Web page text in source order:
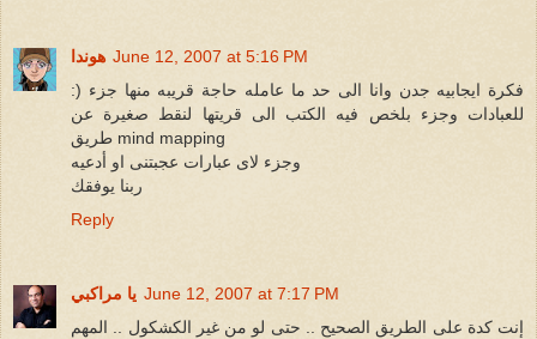
هوندا June 12, 2007 at 5:16 PM
:) فكرة ايجابيه جدن وانا الى حد ما عامله حاجة قريبه منها جزء
للعبادات وجزء بلخص فيه الكتب الى قريتها لنقط صغيرة عن
طريق mind mapping
وجزء لاى عبارات عجبتنى او أدعيه
ربنا يوفقك
Reply
يا مراكبي June 12, 2007 at 7:17 PM
إنت كدة على الطريق الصحيح .. حتى لو من غير الكشكول .. المهم